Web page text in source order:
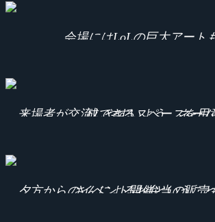
会場にはLoLの巨大アート
来場者が交流しやすいよう、ネームプレートを作成できるスペース
夕方からのイベント開催ということで、テナントさんによるお弁当の